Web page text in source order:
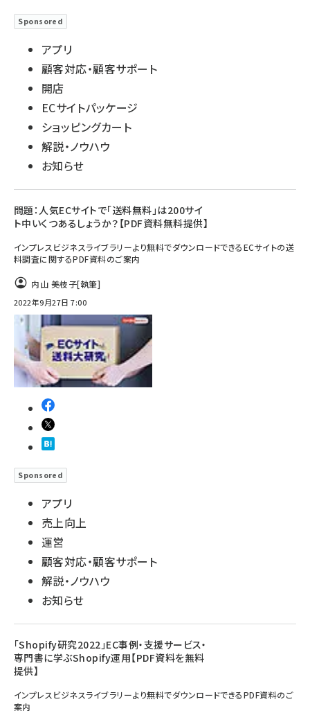
Sponsored
アプリ
顧客対応・顧客サポート
開店
ECサイトパッケージ
ショッピングカート
解説・ノウハウ
お知らせ
問題：人気ECサイトで「送料無料」は200サイ
ト中いくつあるしょうか？【PDF資料無料提供】
インプレスビジネスライブラリーより無料でダウンロードできるECサイトの送
料調査に関するPDF資料のご案内
内山 美枝子[執筆]
2022年9月27日 7:00
Sponsored
アプリ
売上向上
運営
顧客対応・顧客サポート
解説・ノウハウ
お知らせ
「Shopify研究2022」EC事例・支援サービス・
専門書に学ぶShopify運用【PDF資料を無料
提供】
インプレスビジネスライブラリーより無料でダウンロードできるPDF資料のご
案内